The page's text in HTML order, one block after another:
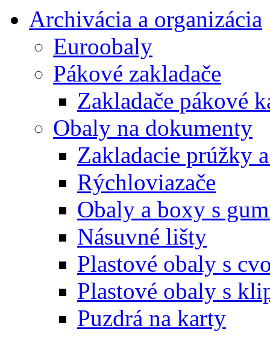
Archivácia a organizácia
Euroobaly
Pákové zakladače
Zakladače pákové
Obaly na dokumenty
Zakladacie prúžky
Rýchloviazače
Obaly a boxy s
Násuvné lišty
Plastové obaly s
Plastové obaly s
Puzdrá na karty